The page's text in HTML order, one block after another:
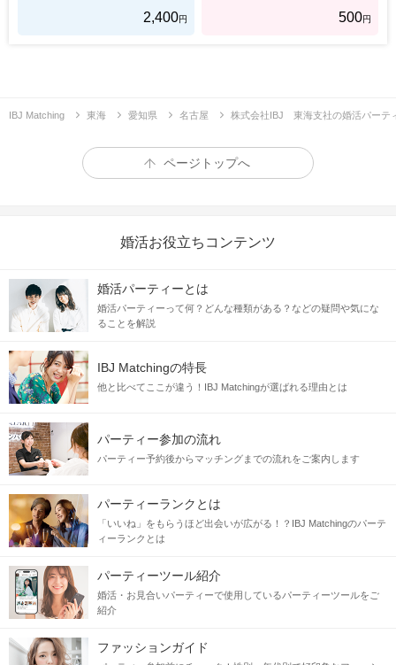
2,400円 500円
IBJ Matching 東海 愛知県 名古屋 株式会社IBJ 東海支社の婚活パーテ
ページトップへ
婚活お役立ちコンテンツ
婚活パーティーとは
婚活パーティーって何？どんな種類がある？などの疑問や気にな
ることを解説
IBJ Matchingの特長
他と比べてここが違う！IBJ Matchingが選ばれる理由とは
パーティー参加の流れ
パーティー予約後からマッチングまでの流れをご案内します
パーティーランクとは
「いいね」をもらうほど出会いが広がる！？IBJ Matchingのパーテ
ィーランクとは
パーティーツール紹介
婚活・お見合いパーティーで使用しているパーティーツールをご
紹介
ファッションガイド